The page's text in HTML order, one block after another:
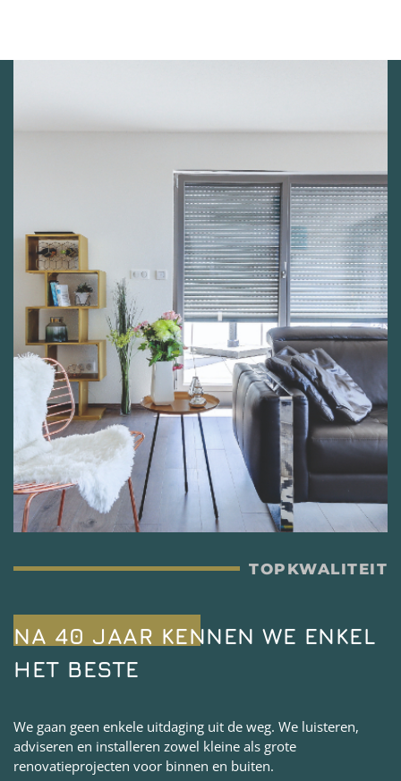
TOPKWALITEIT
NA 40 JAAR KENNEN WE ENKEL
HET BESTE
We gaan geen enkele uitdaging uit de weg. We luisteren,
adviseren en installeren zowel kleine als grote
renovatieprojecten voor binnen en buiten.